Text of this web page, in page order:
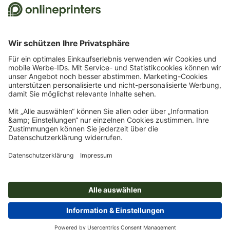
Barauszahlung. Nicht mit weiteren Aktionen kombinierbar. Die Aktion gilt bis
einen Klick bestätigen. Erst dann senden wir Ihnen den Rabattcode und künftig
unseren Newsletter zu. Natürlich können Sie sich jederzeit wieder abmelden.
Maximale Höhe des Rabatts: 150 € des Bestellwerts (netto). Einmalig einlösbar.
Kein Mindestbestellwert. Keine Barauszahlung. Nicht mit weiteren Aktionen oder
Gutscheincodes kombinierbar.Der Gutschein ist nach Erhalt sechs Wochen gültig.
Warenkorb eintragen und auf ausgewählte Produkte sparen. Kein
Mindestbestellwert. Mehrfach einlösbar. Keine Barauszahlung. Nicht mit weiteren
Aktionen kombinierbar. Die Aktion gilt bis einschließlich 31.08.2026.
Warenkorb eintragen und auf ausgewählte Produkte sparen. Kein